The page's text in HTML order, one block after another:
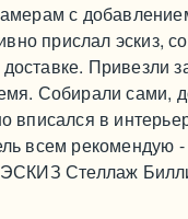
с
прислал эскиз,
Привезли
Собирали сами,
вписался в
всем рекомендую
Стеллаж